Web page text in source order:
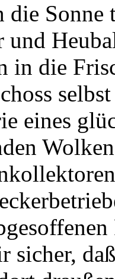
die Sonne
und
in die
eines
sicher,